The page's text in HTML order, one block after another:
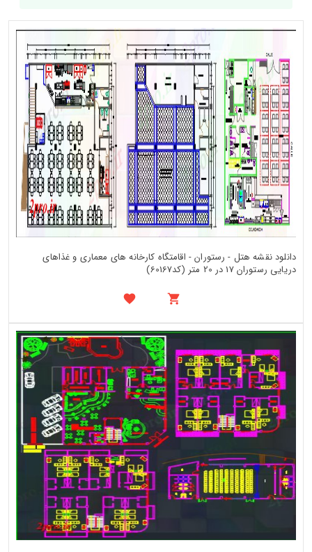
دانلود نقشه هتل - رستوران - اقامتگاه کارخانه های معماری و غذاهای
دریایی رستوران 17 در 20 متر (کد60167)